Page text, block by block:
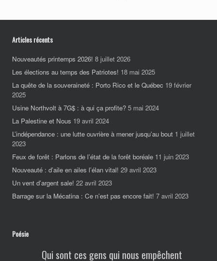
Articles récents
Nouveautés printemps 2026! 8 juillet 2026
Les élections au temps des Patriotes! 18 mai 2025
La quête de la souveraineté : Porto Rico et le Québec 19 février
2025
Usine Northvolt à 7G$ : à qui ça profite? 5 mai 2024
La Palestine et Nous 19 avril 2024
L’indépendance : une lutte ouvrière à mener jusqu’au bout 1 juillet
2023
Feux de forêt : Parlons de l’état de la forêt boréale 11 juin 2023
Nouveauté : d’aile en ailes l’élan vital! 29 avril 2023
Un vent d’argent sale! 22 avril 2023
Barrage sur la Mécatina : Ce n’est pas encore fait! 7 avril 2023
Poésie
Qui sont ces gens qui nous empêchent